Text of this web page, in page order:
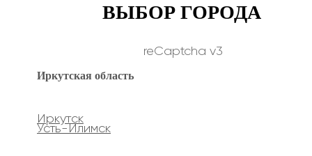
ВЫБОР ГОРОДА
reCaptcha v3
Иркутская область
Иркутск
Усть-Илимск